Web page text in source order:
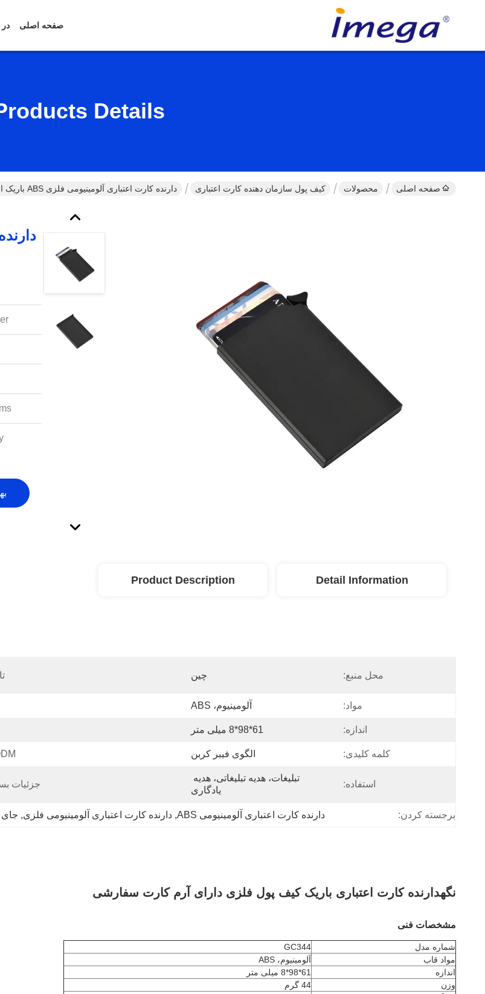
صفحه اصلی در
Details
صفحه اصلی محصولات کیف پول سازمان دهنده کارت اعتباری دارنده کارت اعتباری آلومینیومی فلزی ABS باریک الگوی فیبر کربن
Detail Information
Product Description
محل منبع: چین
مواد: آلومینیوم، ABS
اندازه: 61*98*8 میلی متر
کلمه کلیدی: الگوی فیبر کربن
استفاده:
یادگاری
جزئیات
برجسته کردن: دارنده کارت اعتباری آلومینیومی ABS , دارنده کارت اعتباری آلومینیومی فلزی, جای
نگهدارنده کارت اعتباری باریک کیف پول فلزی دارای آرم کارت سفارشی
مشخصات فنی
شماره مدل
GC344
مواد قاب
آلومینیوم، ABS
اندازه
61*98*8 میلی متر
وزن
44 گرم